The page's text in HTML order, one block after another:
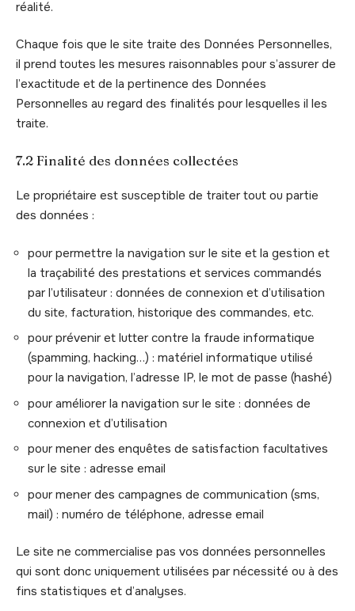
réalité.
Chaque fois que le site traite des Données Personnelles,
il prend toutes les mesures raisonnables pour s’assurer de
l’exactitude et de la pertinence des Données
Personnelles au regard des finalités pour lesquelles il les
traite.
7.2 Finalité des données collectées
Le propriétaire est susceptible de traiter tout ou partie
des données :
pour permettre la navigation sur le site et la gestion et
la traçabilité des prestations et services commandés
par l’utilisateur : données de connexion et d’utilisation
du site, facturation, historique des commandes, etc.
pour prévenir et lutter contre la fraude informatique
(spamming, hacking…) : matériel informatique utilisé
pour la navigation, l’adresse IP, le mot de passe (hashé)
pour améliorer la navigation sur le site : données de
connexion et d’utilisation
pour mener des enquêtes de satisfaction facultatives
sur le site : adresse email
pour mener des campagnes de communication (sms,
mail) : numéro de téléphone, adresse email
Le site ne commercialise pas vos données personnelles
qui sont donc uniquement utilisées par nécessité ou à des
fins statistiques et d’analyses.